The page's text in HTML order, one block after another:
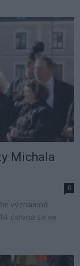
Michala
0
významné
června se ve